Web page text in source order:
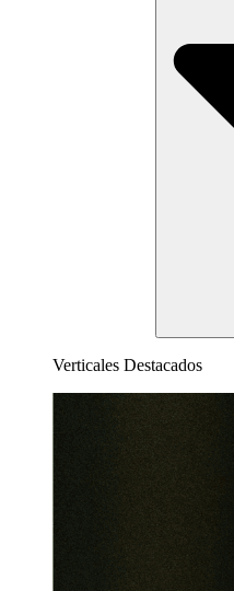
Verticales Destacados